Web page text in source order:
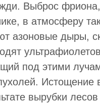
Выброс
в атмосферу
азоновые дыры,
под этими
Истощение
вырубки